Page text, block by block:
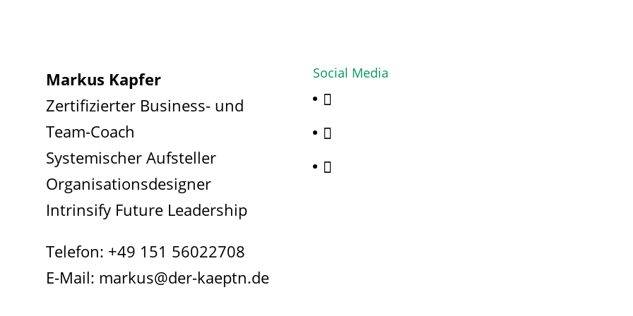
Markus Kapfer
Zertifizierter Business- und
Team-Coach
Systemischer Aufsteller
Organisationsdesigner
Intrinsify Future Leadership
Telefon: +49 151 56022708
E-Mail: markus@der-kaeptn.de
Social Media


